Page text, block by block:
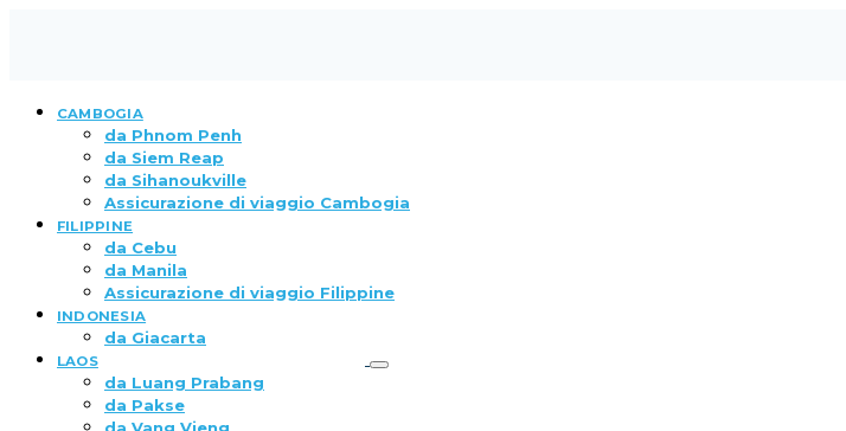
CAMBOGIA
da Phnom Penh
da Siem Reap
da Sihanoukville
Assicurazione di viaggio Cambogia
FILIPPINE
da Cebu
da Manila
Assicurazione di viaggio Filippine
INDONESIA
da Giacarta
LAOS
da Luang Prabang
da Pakse